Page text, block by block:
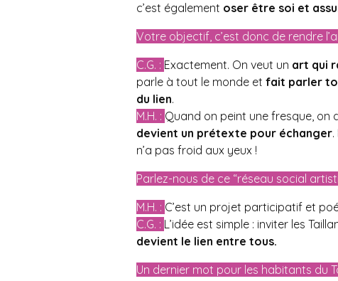
c’est également oser être soi et
Votre objectif, c’est donc de rendre
C.G. : Exactement. On veut un art qui
parle à tout le monde et fait parler
du lien.
M.H. : Quand on peint une fresque, on
devient un prétexte pour échanger
n’a pas froid aux yeux !
Parlez-nous de ce “réseau social
M.H. : C’est un projet participatif et
C.G. : L’idée est simple : inviter les
devient le lien entre tous.
Un dernier mot pour les habitants du